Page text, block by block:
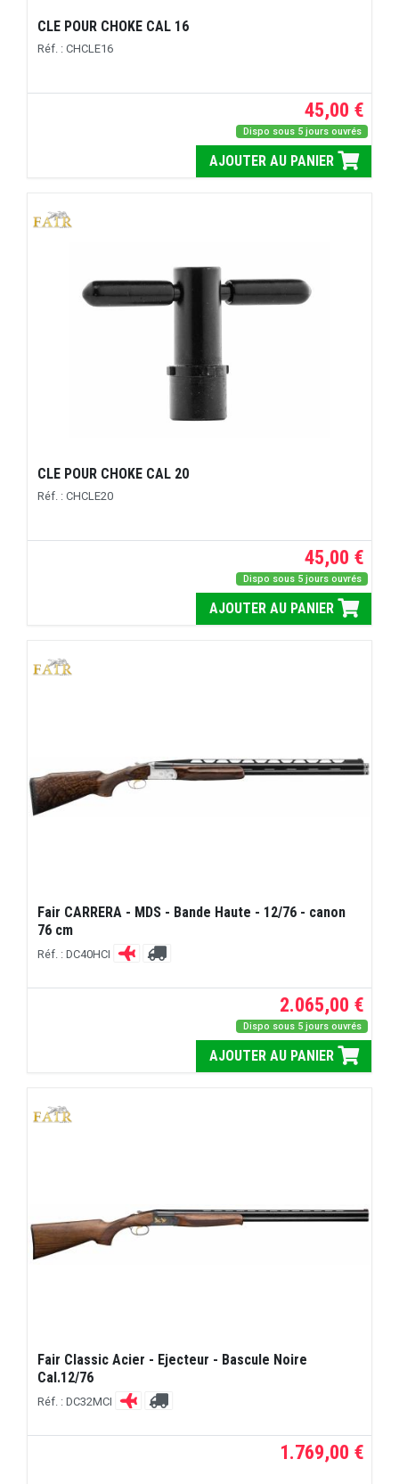
CLE POUR CHOKE CAL 16
Réf. : CHCLE16
45,00 €
Dispo sous 5 jours ouvrés
AJOUTER AU PANIER
CLE POUR CHOKE CAL 20
Réf. : CHCLE20
45,00 €
Dispo sous 5 jours ouvrés
AJOUTER AU PANIER
Fair CARRERA - MDS - Bande Haute - 12/76 - canon
76 cm
Réf. : DC40HCI
2.065,00 €
Dispo sous 5 jours ouvrés
AJOUTER AU PANIER
Fair Classic Acier - Ejecteur - Bascule Noire
Cal.12/76
Réf. : DC32MCI
1.769,00 €